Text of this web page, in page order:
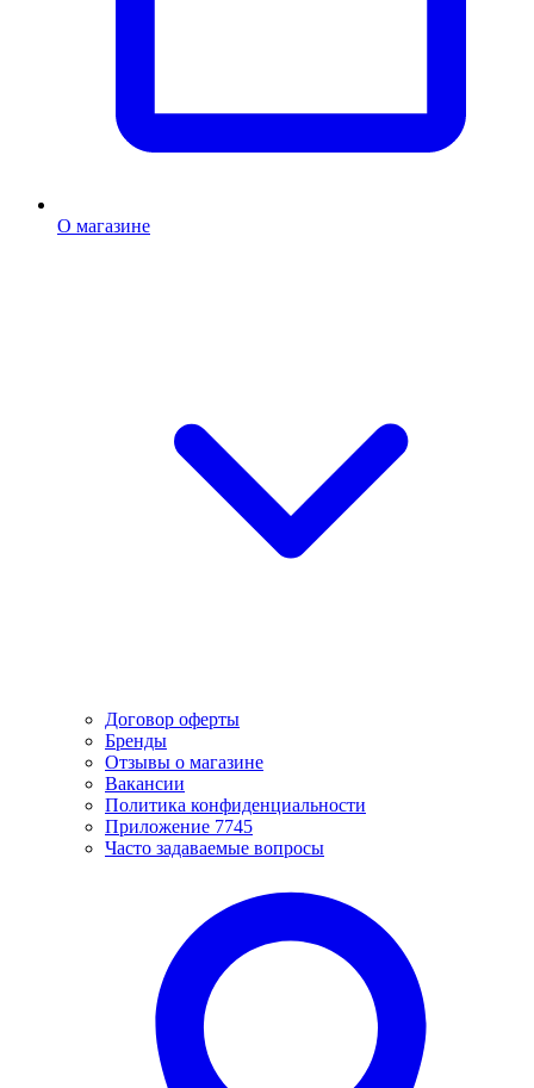
О магазине
Договор оферты
Бренды
Отзывы о магазине
Вакансии
Политика конфиденциальности
Приложение 7745
Часто задаваемые вопросы